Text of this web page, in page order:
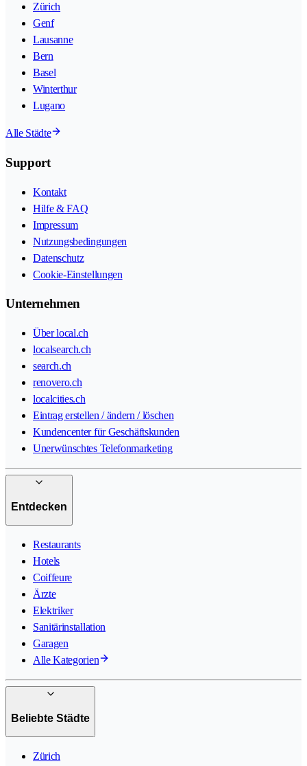
Zürich
Genf
Lausanne
Bern
Basel
Winterthur
Lugano
Alle Städte
Support
Kontakt
Hilfe & FAQ
Impressum
Nutzungsbedingungen
Datenschutz
Cookie-Einstellungen
Unternehmen
Über local.ch
localsearch.ch
search.ch
renovero.ch
localcities.ch
Eintrag erstellen / ändern / löschen
Kundencenter für Geschäftskunden
Unerwünschtes Telefonmarketing
Entdecken
Restaurants
Hotels
Coiffeure
Ärzte
Elektriker
Sanitärinstallation
Garagen
Alle Kategorien
Beliebte Städte
Zürich